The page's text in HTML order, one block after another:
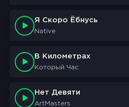
Я Скоро Ёбнусь
Native
В Километрах
Который Час
Нет Девяти
ArtMasters